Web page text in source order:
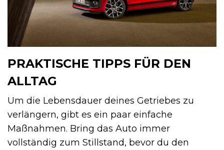
PRAKTISCHE TIPPS FÜR DEN
ALLTAG
Um die Lebensdauer deines Getriebes zu
verlängern, gibt es ein paar einfache
Maßnahmen. Bring das Auto immer
vollständig zum Stillstand, bevor du den